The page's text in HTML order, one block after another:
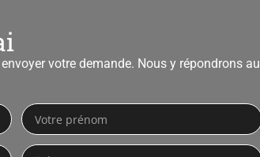
votre demande. Nous y répondrons au